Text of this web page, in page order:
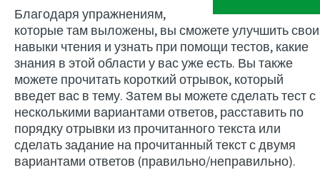
Благодаря упражнениям,
которые там выложены, вы сможете улучшить свои
навыки чтения и узнать при помощи тестов, какие
знания в этой области у вас уже есть. Вы также
можете прочитать короткий отрывок, который
введет вас в тему. Затем вы можете сделать тест с
несколькими вариантами ответов, расставить по
порядку отрывки из прочитанного текста или
сделать задание на прочитанный текст с двумя
вариантами ответов (правильно/неправильно).